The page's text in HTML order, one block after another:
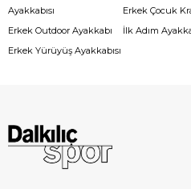
Ayakkabısı
Erkek Outdoor Ayakkabı
Erkek Yürüyüş Ayakkabısı
Erkek Çocuk
İlk Adım